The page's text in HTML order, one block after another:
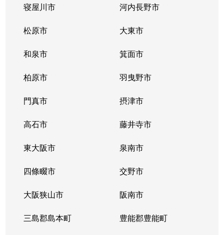
寝屋川市 河内長野市
松原市 大東市
和泉市 箕面市
柏原市 羽曳野市
門真市 摂津市
高石市 藤井寺市
東大阪市 泉南市
四條畷市 交野市
大阪狭山市 阪南市
三島郡島本町 豊能郡豊能町